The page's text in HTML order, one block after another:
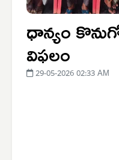
ధాన్యం
విఫలం
29-05-2026 02:33 AM